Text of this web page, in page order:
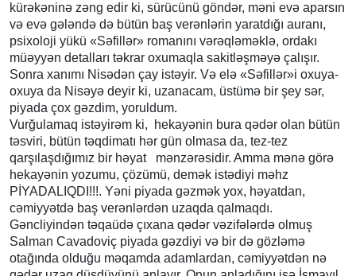
kürəkəninə zəng edir ki, sürücünü göndər, məni evə aparsın
və evə gələndə də bütün baş verənlərin yaratdığı auranı,
psixoloji yükü «Səfillər» romanını vərəqləməklə, ordakı
müəyyən detalları təkrar oxumaqla sakitləşməyə çalışır.
Sonra xanımı Nisədən çay istəyir. Və elə «Səfillər»i oxuya-
oxuya da Nisəyə deyir ki, uzanacam, üstümə bir şey sər,
piyada çox gəzdim, yoruldum.
Vurğulamaq istəyirəm ki, hekayənin bura qədər olan bütün
təsviri, bütün təqdimatı hər gün olmasa da, tez-tez
qarşılaşdığımız bir həyat mənzərəsidir. Amma mənə görə
hekayənin yozumu, çözümü, demək istədiyi məhz
PİYADALIQDI!!!. Yəni piyada gəzmək yox, həyatdan,
cəmiyyətdə baş verənlərdən uzaqda qalmaqdı.
Gəncliyindən təqaüdə çıxana qədər vəzifələrdə olmuş
Salman Cavadoviç piyada gəzdiyi və bir də gözləmə
otağında olduğu məqamda adamlardan, cəmiyyətdən nə